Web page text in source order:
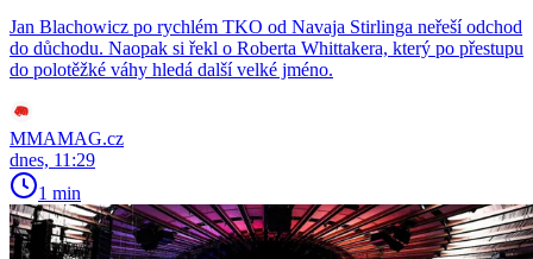
Jan Blachowicz po rychlém TKO od Navaja Stirlinga neřeší odchod
do důchodu. Naopak si řekl o Roberta Whittakera, který po přestupu
do polotěžké váhy hledá další velké jméno.
MMAMAG.cz
dnes, 11:29
1 min